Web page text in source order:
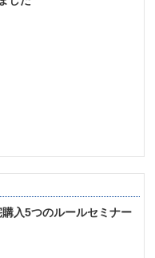
入5つのルールセミナー